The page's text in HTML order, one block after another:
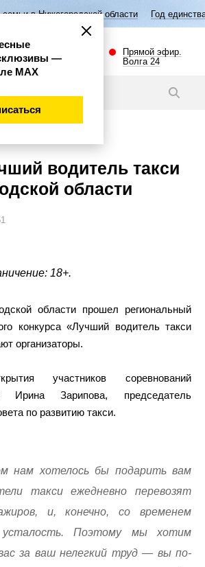
области Год единства народов
Прямой эфир.
Волга 24
водитель такси
области
18+.
области прошел региональный
конкурса «Лучший водитель такси
организаторы.
участников соревнований
Ирина Зарипова, председатель
по развитию такси.
нам хотелось бы подарить вам
такси ежедневно перевозят
и, конечно, со временем
усталость. Поэтому мы хотим
за ваш нелегкий труд — вы по-
—
МАХ